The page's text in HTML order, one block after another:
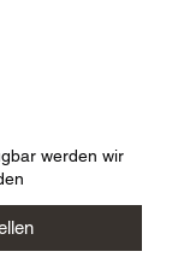
werden wir